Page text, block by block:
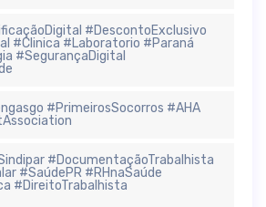
#DescontoExclusivo
#Clinica #Laboratorio #Paraná
#SegurançaDigital
#PrimeirosSocorros #AHA
#DocumentaçãoTrabalhista
#SaúdePR #RHnaSaúde
#DireitoTrabalhista